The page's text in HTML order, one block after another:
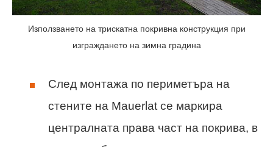
Използването на трискатна покривна конструкция при
изграждането на зимна градина
След монтажа по периметъра на
стените на Mauerlat се маркира
централната права част на покрива, в